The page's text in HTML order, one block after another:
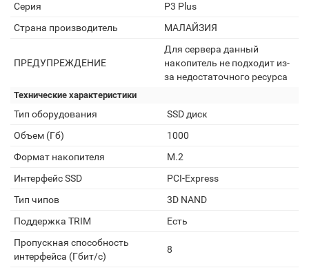
Серия
P3 Plus
Страна производитель
МАЛАЙЗИЯ
ПРЕДУПРЕЖДЕНИЕ
Для сервера данный
накопитель не подходит из-
за недостаточного ресурса
Технические характеристики
Тип оборудования
SSD диск
Объем (Гб)
1000
Формат накопителя
M.2
Интерфейс SSD
PCI-Express
Тип чипов
3D NAND
Поддержка TRIM
Есть
Пропускная способность
интерфейса (Гбит/с)
8